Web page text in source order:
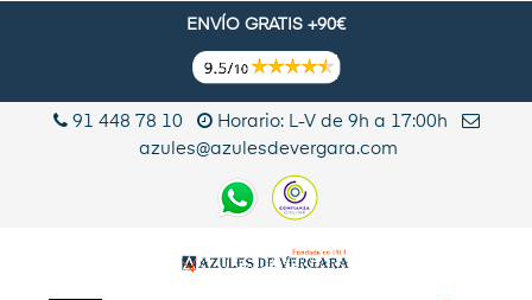
ENVÍO GRATIS +90€
91 448 78 10
Horario: L-V de 9h a 17:00h
azules@azulesdevergara.com